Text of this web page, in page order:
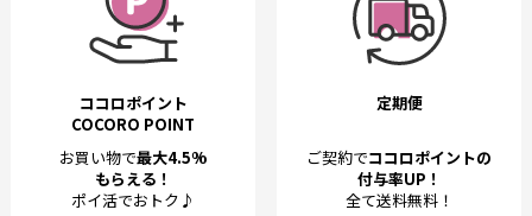
ココロポイント
COCORO POINT
お買い物で最大4.5%
もらえる！
ポイ活でおトク♪
定期便
ご契約でココロポイントの
付与率UP！
全て送料無料！